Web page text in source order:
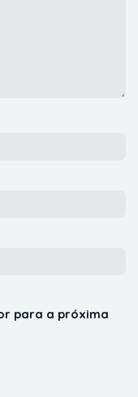
para a próxima